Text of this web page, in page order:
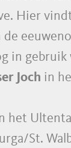
Hier
de
in
Joch in
het
St.